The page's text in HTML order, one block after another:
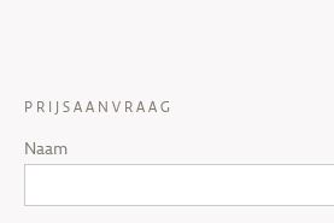
PRIJSAANVRAAG
Naam